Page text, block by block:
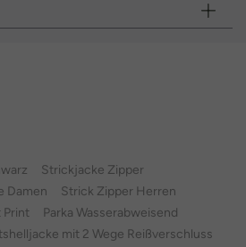
Strickjacke Zipper
Damen
Strick Zipper Herren
Print
Parka Wasserabweisend
mit 2 Wege Reißverschluss